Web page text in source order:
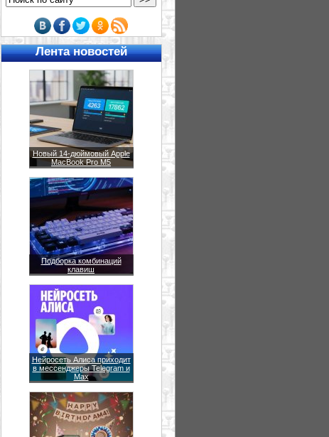
Лента новостей
Новый 14-дюймовый Apple
MacBook Pro M5
Подборка комбинаций
клавиш
Нейросеть Алиса приходит
в мессенджеры Telegram и
Max